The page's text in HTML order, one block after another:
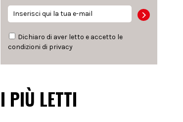
Dichiaro di aver letto e accetto le
condizioni di privacy
I PIÙ LETTI